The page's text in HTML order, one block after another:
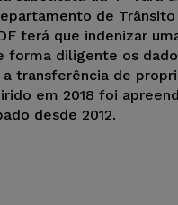
de
terá que indenizar
forma diligente os
transferência de
em 2018 foi
desde 2012.